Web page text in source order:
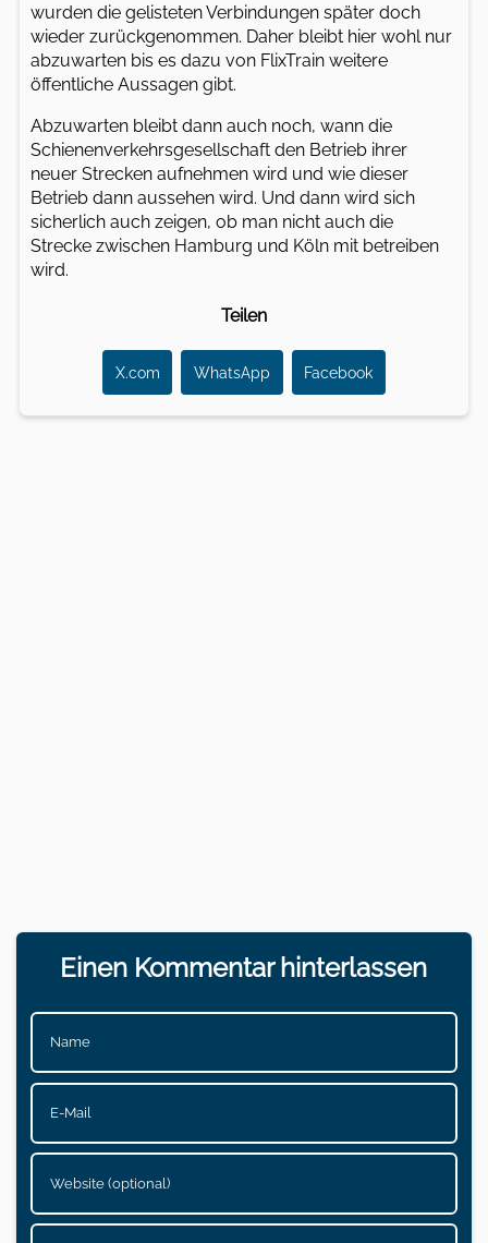
wurden die gelisteten Verbindungen später doch
wieder zurückgenommen. Daher bleibt hier wohl nur
abzuwarten bis es dazu von FlixTrain weitere
öffentliche Aussagen gibt.
Abzuwarten bleibt dann auch noch, wann die
Schienenverkehrsgesellschaft den Betrieb ihrer
neuer Strecken aufnehmen wird und wie dieser
Betrieb dann aussehen wird. Und dann wird sich
sicherlich auch zeigen, ob man nicht auch die
Strecke zwischen Hamburg und Köln mit betreiben
wird.
Teilen
X.com WhatsApp Facebook
Einen Kommentar hinterlassen